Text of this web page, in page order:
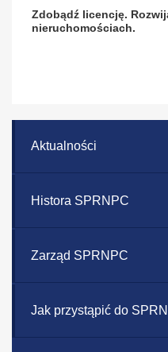
Zdobądź licencję.
nieruchomościach.
Aktualności
Histora SPRNPC
Zarząd SPRNPC
Jak przystąpić do